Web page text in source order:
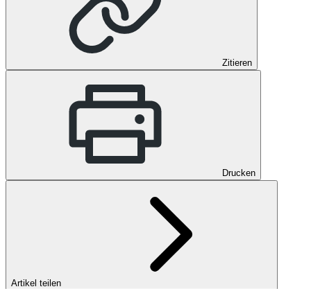
Zitieren
Drucken
Artikel teilen